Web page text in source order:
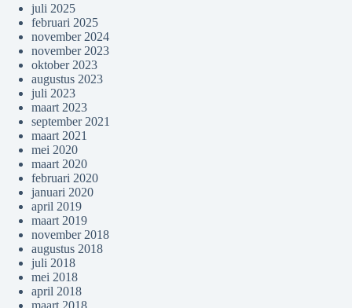
juli 2025
februari 2025
november 2024
november 2023
oktober 2023
augustus 2023
juli 2023
maart 2023
september 2021
maart 2021
mei 2020
maart 2020
februari 2020
januari 2020
april 2019
maart 2019
november 2018
augustus 2018
juli 2018
mei 2018
april 2018
maart 2018